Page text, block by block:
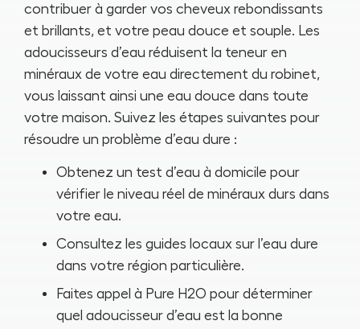
contribuer à garder vos cheveux rebondissants
et brillants, et votre peau douce et souple. Les
adoucisseurs d’eau réduisent la teneur en
minéraux de votre eau directement du robinet,
vous laissant ainsi une eau douce dans toute
votre maison. Suivez les étapes suivantes pour
résoudre un problème d’eau dure :
Obtenez un test d’eau à domicile pour
vérifier le niveau réel de minéraux durs dans
votre eau.
Consultez les guides locaux sur l’eau dure
dans votre région particulière.
Faites appel à Pure H2O pour déterminer
quel adoucisseur d’eau est la bonne